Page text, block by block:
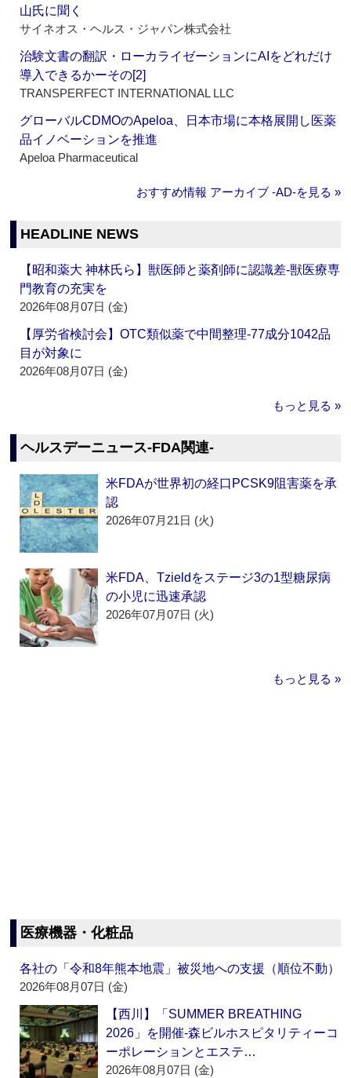
山氏に聞く
サイネオス・ヘルス・ジャパン株式会社
治験文書の翻訳・ローカライゼーションにAIをどれだけ
導入できるかーその[2]
TRANSPERFECT INTERNATIONAL LLC
グローバルCDMOのApeloa、日本市場に本格展開し医薬
品イノベーションを推進
Apeloa Pharmaceutical
おすすめ情報 アーカイブ ‐AD‐を見る »
HEADLINE NEWS
【昭和薬大 神林氏ら】獣医師と薬剤師に認識差‐獣医療専
門教育の充実を
2026年08月07日 (金)
【厚労省検討会】OTC類似薬で中間整理‐77成分1042品
目が対象に
2026年08月07日 (金)
もっと見る »
ヘルスデーニュース‐FDA関連‐
米FDAが世界初の経口PCSK9阻害薬を承
認
2026年07月21日 (火)
米FDA、Tzieldをステージ3の1型糖尿病
の小児に迅速承認
2026年07月07日 (火)
もっと見る »
医療機器・化粧品
各社の「令和8年熊本地震」被災地への支援（順位不動）
2026年08月07日 (金)
【西川】「SUMMER BREATHING
2026」を開催‐森ビルホスピタリティーコ
ーポレーションとエステ…
2026年08月07日 (金)